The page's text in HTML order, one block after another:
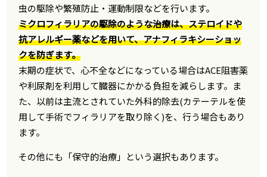
虫の駆除や繁殖防止・運動制限などを行います。
ミクロフィラリアの駆除のような治療は、ステロイドや
抗アレルギー薬などを用いて、アナフィラキシーショッ
クを防ぎます。
末期の症状で、心不全などになっている場合はACE阻害薬
や利尿剤を利用して臓器にかかる負担を減らします。ま
た、以前は主流とされていた外科的除去(カテーテルを使
用して手術でフィラリアを取り除く)を、行う場合もあり
ます。
その他にも「保守的治療」という選択もあります。